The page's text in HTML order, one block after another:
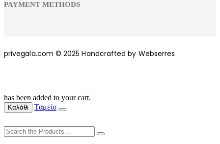
PAYMENT METHODS
privegala.com © 2025 Handcrafted by Webserres
has been added to your cart.
Καλάθι Ταμείο